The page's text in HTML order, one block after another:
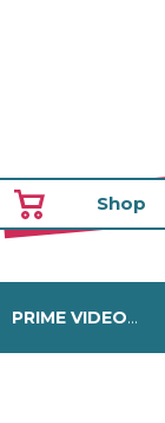
Shop
PRIME VIDEO